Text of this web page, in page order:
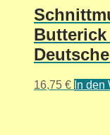
Butterick
16,75 € In den